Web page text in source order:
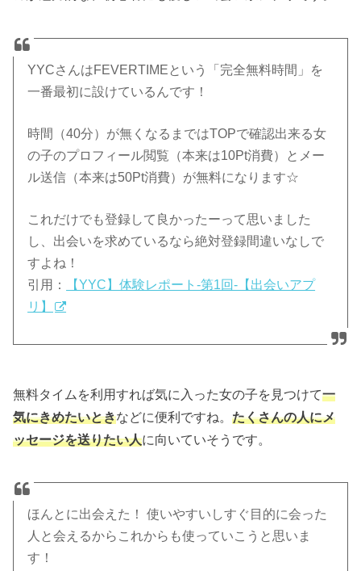
YYCさんはFEVERTIMEという「完全無料時間」を
一番最初に設けているんです！
時間（40分）が無くなるまではTOPで確認出来る女
の子のプロフィール閲覧（本来は10Pt消費）とメー
ル送信（本来は50Pt消費）が無料になります☆
これだけでも登録して良かったーって思いました
し、出会いを求めているなら絶対登録間違いなしで
すよね！
引用：
【YYC】体験レポート-第1回-【出会いアプ
リ】
無料タイムを利用すれば気に入った女の子を見つけて一
気にきめたいときなどに便利ですね。たくさんの人にメ
ッセージを送りたい人に向いていそうです。
ほんとに出会えた！ 使いやすいしすぐ目的に会った
人と会えるからこれからも使っていこうと思いま
す！